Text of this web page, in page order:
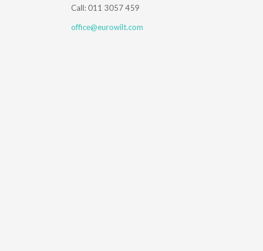
Call: 011 3057 459
office@eurowilt.com